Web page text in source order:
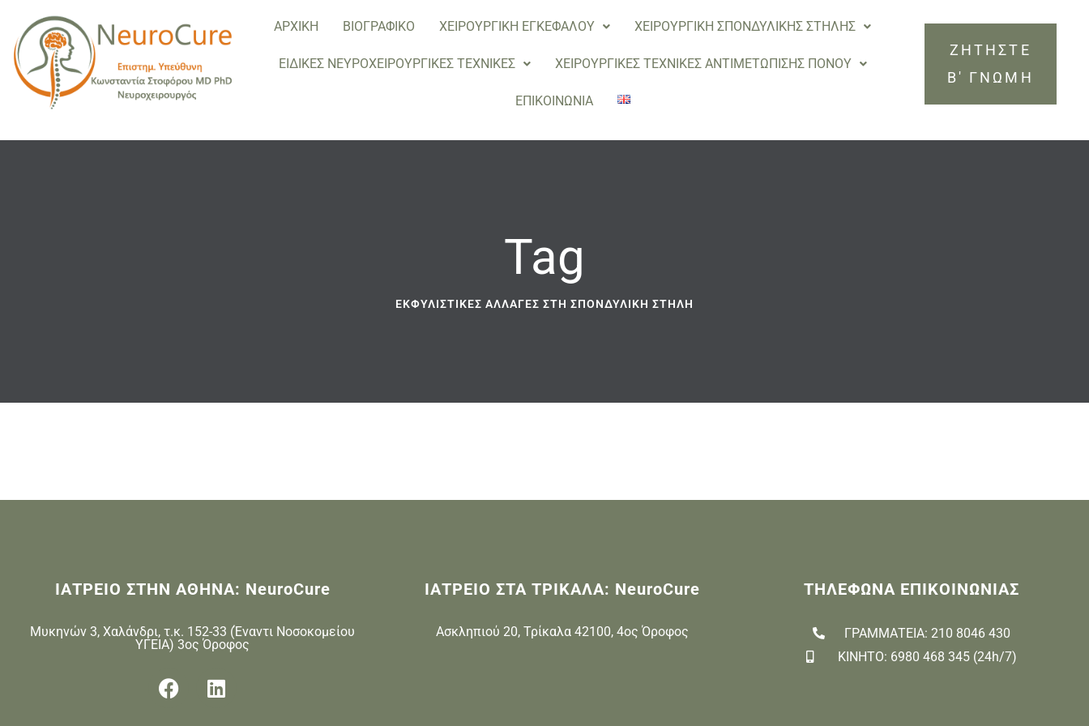
ΑΡΧΙΚΗ ΒΙΟΓΡΑΦΙΚΟ ΧΕΙΡΟΥΡΓΙΚΗ ΕΓΚΕΦΑΛΟΥ ΧΕΙΡΟΥΡΓΙΚΗ ΣΠΟΝΔΥΛΙΚΗΣ ΣΤΗΛΗΣ
ΕΙΔΙΚΕΣ ΝΕΥΡΟΧΕΙΡΟΥΡΓΙΚΕΣ ΤΕΧΝΙΚΕΣ ΧΕΙΡΟΥΡΓΙΚΕΣ ΤΕΧΝΙΚΕΣ ΑΝΤΙΜΕΤΩΠΙΣΗΣ ΠΟΝΟΥ
ΕΠΙΚΟΙΝΩΝΙΑ
ΖΗΤΗΣΤΕ
Β' ΓΝΩΜΗ
Tag
ΕΚΦΥΛΙΣΤΙΚΈΣ ΑΛΛΑΓΈΣ ΣΤΗ ΣΠΟΝΔΥΛΙΚΉ ΣΤΉΛΗ
ΙΑΤΡΕΙΟ ΣΤΗΝ ΑΘΗΝΑ: NeuroCure
Μυκηνών 3, Χαλάνδρι, τ.κ. 152-33 (Έναντι Νοσοκομείου
ΥΓΕΙΑ) 3ος Όροφος
ΙΑΤΡΕΙΟ ΣΤΑ ΤΡΙΚΑΛΑ: NeuroCure
Ασκληπιού 20, Τρίκαλα 42100, 4ος Όροφος
ΤΗΛΕΦΩΝΑ ΕΠΙΚΟΙΝΩΝΙΑΣ
ΓΡΑΜΜΑΤΕΙΑ: 210 8046 430
ΚΙΝΗΤΟ: 6980 468 345 (24h/7)